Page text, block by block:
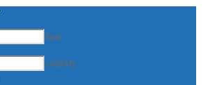
face
visibility